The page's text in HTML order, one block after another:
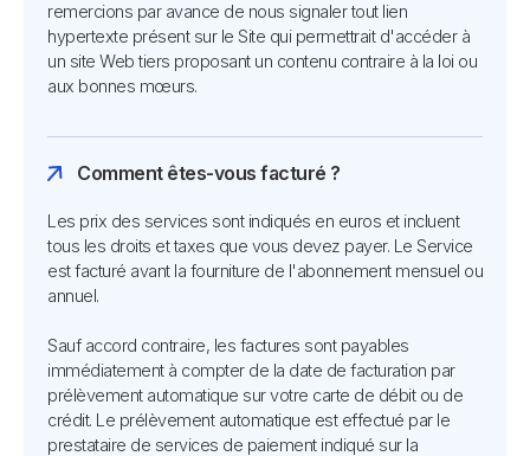
remercions par avance de nous signaler tout lien
hypertexte présent sur le Site qui permettrait d'accéder à
un site Web tiers proposant un contenu contraire à la loi ou
aux bonnes mœurs.
Comment êtes-vous facturé ?
Les prix des services sont indiqués en euros et incluent
tous les droits et taxes que vous devez payer. Le Service
est facturé avant la fourniture de l'abonnement mensuel ou
annuel.
Sauf accord contraire, les factures sont payables
immédiatement à compter de la date de facturation par
prélèvement automatique sur votre carte de débit ou de
crédit. Le prélèvement automatique est effectué par le
prestataire de services de paiement indiqué sur la